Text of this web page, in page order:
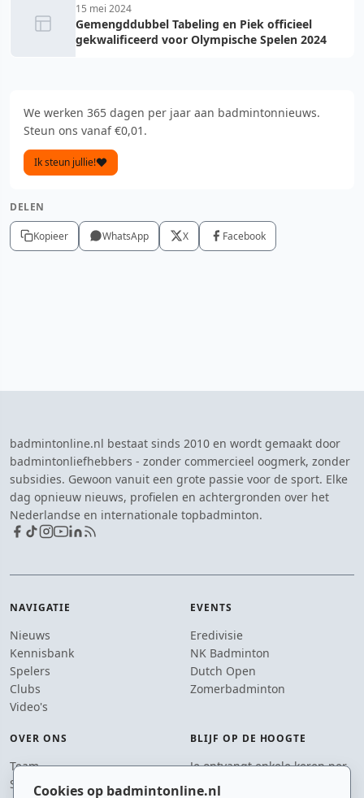
Cookies op badmintonline.nl
15 mei 2024
Gemengddubbel Tabeling en Piek officieel
gekwalificeerd voor Olympische Spelen 2024
We werken 365 dagen per jaar aan badmintonnieuws.
Steun ons vanaf €0,01.
Ik steun jullie!
DELEN
Kopieer WhatsApp X Facebook
badmintonline.nl bestaat sinds 2010 en wordt gemaakt door
badmintonliefhebbers - zonder commercieel oogmerk, zonder
subsidies. Gewoon vanuit een grote passie voor de sport. Elke
dag opnieuw nieuws, profielen en achtergronden over het
Nederlandse en internationale topbadminton.
NAVIGATIE
Nieuws
Kennisbank
Spelers
Clubs
Video's
EVENTS
Eredivisie
NK Badminton
Dutch Open
Zomerbadminton
OVER ONS
Team
Supporters
BLIJF OP DE HOOGTE
Je ontvangt enkele keren per
jaar een e-mail met het